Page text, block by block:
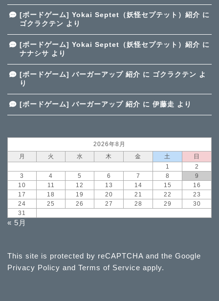
[ボードゲーム] Yokai Septet（妖怪セプテット）紹介 に
ゴクラクテン より
[ボードゲーム] Yokai Septet（妖怪セプテット）紹介 に
ナナシサ より
[ボードゲーム] バーガーアップ 紹介 に ゴクラクテン よ
り
[ボードゲーム] バーガーアップ 紹介 に 伊藤走 より
2026年8月
月
火 水 木 金 土
日
1
2
3
4 5 6 7 8
9
10
11 12 13 14 15
16
17
18 19 20 21 22
23
24
25 26 27 28 29
30
31
« 5月
This site is protected by reCAPTCHA and the Google
Privacy Policy and Terms of Service apply.